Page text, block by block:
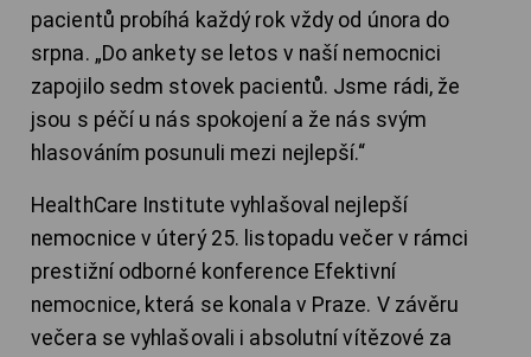
pacientů probíhá každý rok vždy od února do
srpna. „Do ankety se letos v naší nemocnici
zapojilo sedm stovek pacientů. Jsme rádi, že
jsou s péčí u nás spokojení a že nás svým
hlasováním posunuli mezi nejlepší.“
HealthCare Institute vyhlašoval nejlepší
nemocnice v úterý 25. listopadu večer v rámci
prestižní odborné konference Efektivní
nemocnice, která se konala v Praze. V závěru
večera se vyhlašovali i absolutní vítězové za